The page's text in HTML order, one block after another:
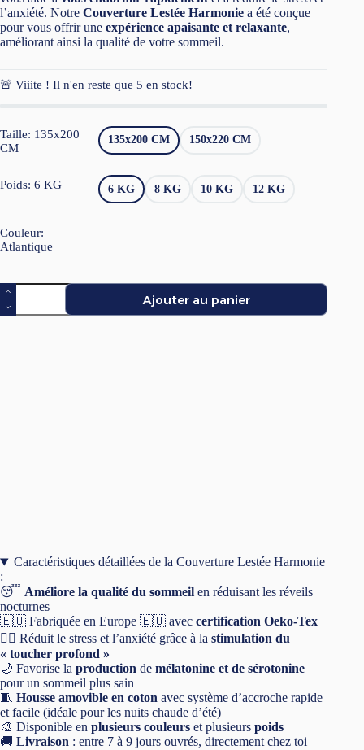
197,00 €
l’anxiété. Notre Couverture Lestée Harmonie a été conçue
pour vous offrir une expérience apaisante et relaxante,
améliorant ainsi la qualité de votre sommeil.
🚨 Viiite ! Il n'en reste que 5 en stock!
Taille: 135x200
CM
135x200 CM 150x220 CM
Poids: 6 KG 6 KG 8 KG 10 KG 12 KG
Couleur:
Atlantique
quantité
de
Couverture
Ajouter au panier
Caractéristiques détaillées de la Couverture Lestée Harmonie
:
😴 Améliore la qualité du sommeil en réduisant les réveils
nocturnes
🇪🇺 Fabriquée en Europe 🇪🇺 avec certification Oeko-Tex
🧘‍♀️ Réduit le stress et l’anxiété grâce à la stimulation du
« toucher profond »
🌙 Favorise la production de mélatonine et de sérotonine
pour un sommeil plus sain
🧵 Housse amovible en coton avec système d’accroche rapide
et facile (idéale pour les nuits chaude d’été)
🎨 Disponible en plusieurs couleurs et plusieurs poids
🚚 Livraison : entre 7 à 9 jours ouvrés, directement chez toi